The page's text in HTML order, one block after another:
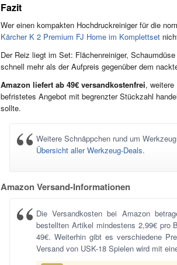
Fazit
Wer einen kompakten Hochdruckreiniger für die
Kärcher K 2 Premium FJ Home im Komplettset
Der Reiz liegt im Set: Flächenreiniger,
schnell mehr als der Aufpreis gegenüber dem
Amazon liefert ab 49€ versandkostenfrei,
befristetes Angebot mit begrenzter Stückzahl
sollte.
Weitere Schnäppchen rund um
Übersicht aller Werkzeug-Deals.
Amazon Versand-Informationen
Die Versandkosten bei Amazon
bestellten Artikel mindestens 2,99€ pro
49€. Weiterhin gibt es verschiedene
Versand von USK-18 Spielen wird mit